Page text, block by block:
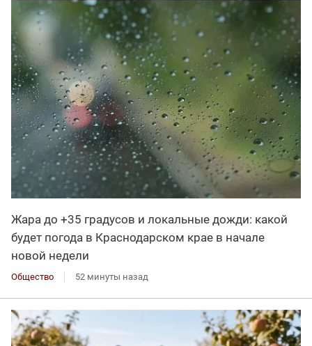
Жара до +35 градусов и локальные дожди: какой
будет погода в Краснодарском крае в начале
новой недели
Общество 52 минуты назад